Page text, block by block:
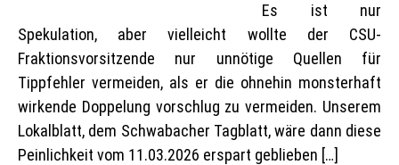
Es ist nur
Spekulation, aber vielleicht wollte der CSU-
Fraktionsvorsitzende nur unnötige Quellen für
Tippfehler vermeiden, als er die ohnehin monsterhaft
wirkende Doppelung vorschlug zu vermeiden. Unserem
Lokalblatt, dem Schwabacher Tagblatt, wäre dann diese
Peinlichkeit vom 11.03.2026 erspart geblieben […]